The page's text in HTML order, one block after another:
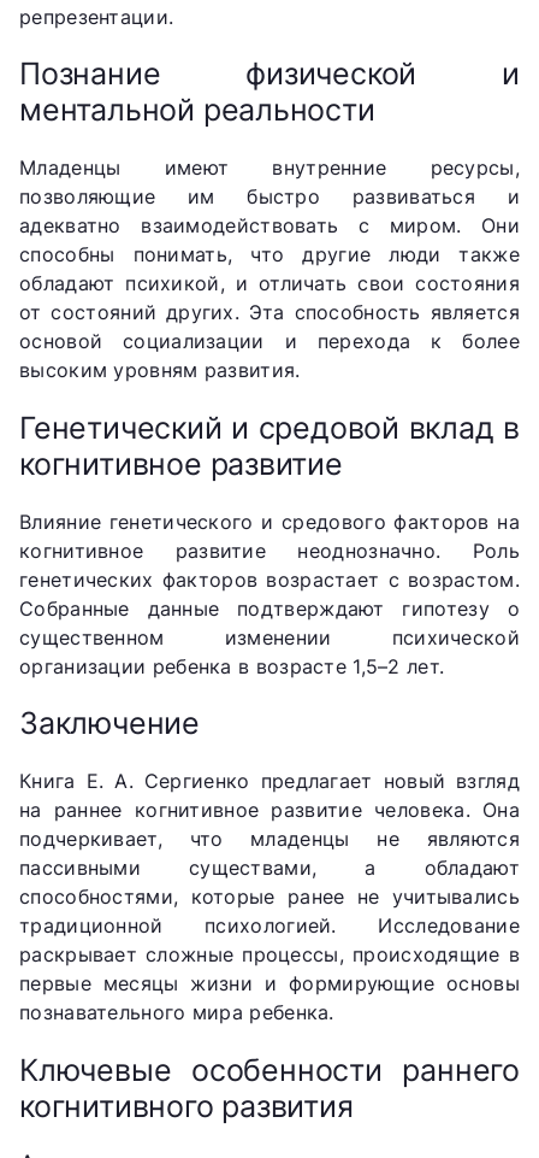
репрезентации.
Познание физической и
ментальной реальности
Младенцы имеют внутренние ресурсы,
позволяющие им быстро развиваться и
адекватно взаимодействовать с миром. Они
способны понимать, что другие люди также
обладают психикой, и отличать свои состояния
от состояний других. Эта способность является
основой социализации и перехода к более
высоким уровням развития.
Генетический и средовой вклад в
когнитивное развитие
Влияние генетического и средового факторов на
когнитивное развитие неоднозначно. Роль
генетических факторов возрастает с возрастом.
Собранные данные подтверждают гипотезу о
существенном изменении психической
организации ребенка в возрасте 1,5–2 лет.
Заключение
Книга Е. А. Сергиенко предлагает новый взгляд
на раннее когнитивное развитие человека. Она
подчеркивает, что младенцы не являются
пассивными существами, а обладают
способностями, которые ранее не учитывались
традиционной психологией. Исследование
раскрывает сложные процессы, происходящие в
первые месяцы жизни и формирующие основы
познавательного мира ребенка.
Ключевые особенности раннего
когнитивного развития